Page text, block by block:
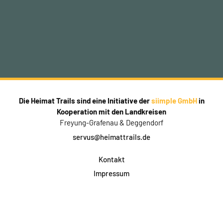
Die Heimat Trails sind eine Initiative dersiimple GmbHin
Kooperation mit den Landkreisen
Freyung-Grafenau & Deggendorf
servus@heimattrails.de
Kontakt
Impressum